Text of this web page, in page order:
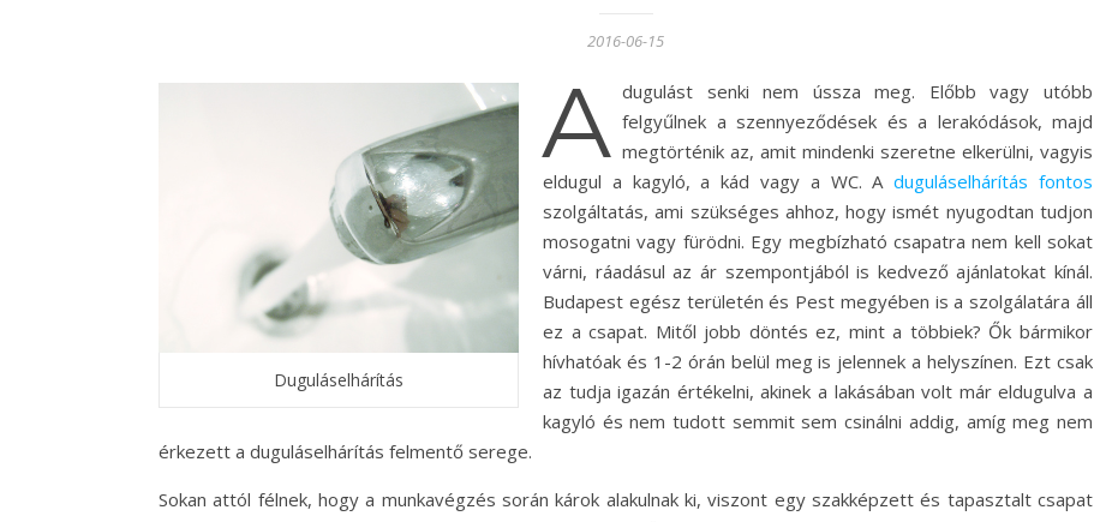
2016-06-15
Duguláselhárítás
A dugulást senki nem ússza meg. Előbb vagy utóbb
felgyűlnek a szennyeződések és a lerakódások, majd
megtörténik az, amit mindenki szeretne elkerülni, vagyis
eldugul a kagyló, a kád vagy a WC. Aduguláselhárítás fontos
szolgáltatás, ami szükséges ahhoz, hogy ismét nyugodtan tudjon
mosogatni vagy fürödni. Egy megbízható csapatra nem kell sokat
várni, ráadásul az ár szempontjából is kedvező ajánlatokat kínál.
Budapest egész területén és Pest megyében is a szolgálatára áll
ez a csapat. Mitől jobb döntés ez, mint a többiek? Ők bármikor
hívhatóak és 1-2 órán belül meg is jelennek a helyszínen. Ezt csak
az tudja igazán értékelni, akinek a lakásában volt már eldugulva a
kagyló és nem tudott semmit sem csinálni addig, amíg meg nem
érkezett a duguláselhárítás felmentő serege.
Sokan attól félnek, hogy a munkavégzés során károk alakulnak ki, viszont egy szakképzett és tapasztalt csapat